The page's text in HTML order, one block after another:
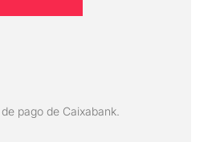
pago de Caixabank.